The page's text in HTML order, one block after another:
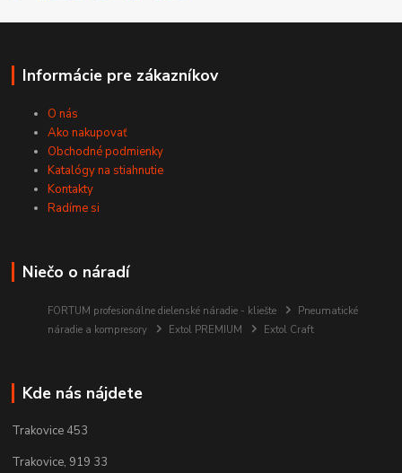
Informácie pre zákazníkov
O nás
Ako nakupovať
Obchodné podmienky
Katalógy na stiahnutie
Kontakty
Radíme si
Niečo o náradí
FORTUM profesionálne dielenské náradie - kliešte
Pneumatické
náradie a kompresory
Extol PREMIUM Extol Craft
Kde nás nájdete
Trakovice 453
Trakovice, 919 33